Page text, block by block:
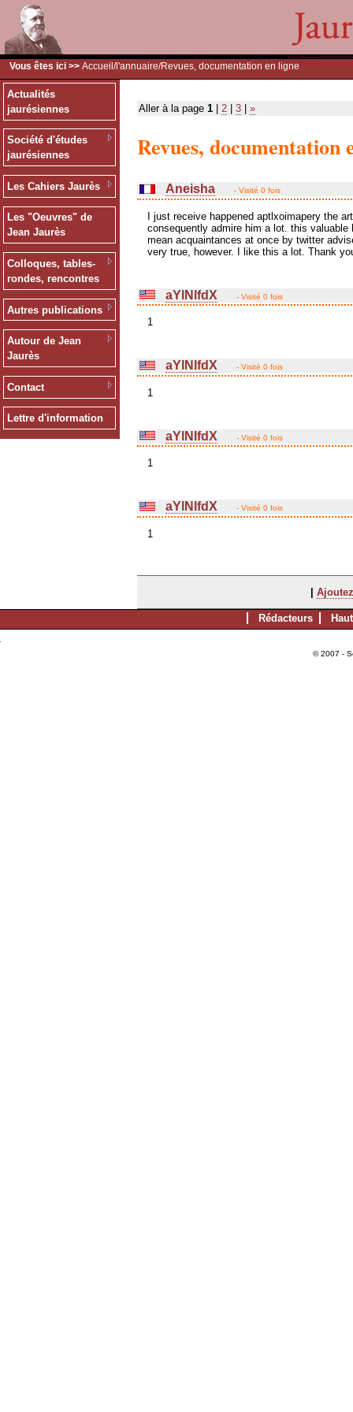
Vous êtes ici >> Accueil /l'annuaire/Revues, documentation en ligne
Actualités
jaurésiennes
Société d'études
jaurésiennes
Les Cahiers Jaurès
Les "Oeuvres" de
Jean Jaurès
Colloques, tables-
rondes, rencontres
Autres publications
Autour de Jean
Jaurès
Contact
Lettre d'information
Aller à la page 1 2 3 »
Revues, documentation
Aneisha - Visité 0 fois
I just receive happened aptlxoimapery the
consequently admire him a lot. this valuable
mean acquaintances at once by twitter
very true, however. I like this a lot. Thank
aYlNlfdX - Visité 0 fois
1
aYlNlfdX - Visité 0 fois
1
aYlNlfdX - Visité 0 fois
1
aYlNlfdX - Visité 0 fois
1
|
Rédacteurs
© 2007 -